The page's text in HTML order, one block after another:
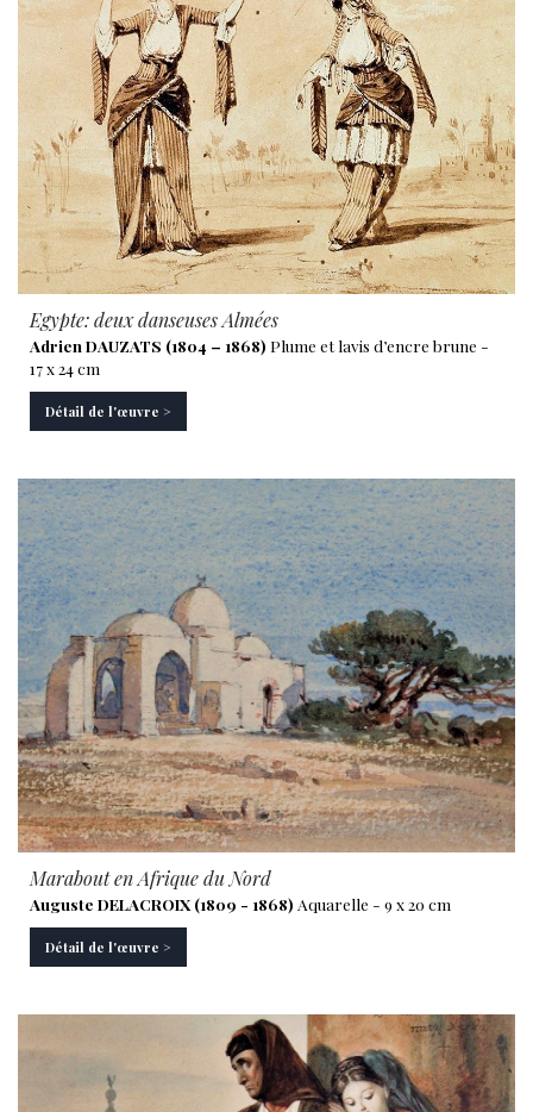
Egypte: deux danseuses Almées
Adrien DAUZATS (1804 – 1868) Plume et lavis d’encre brune -
17 x 24 cm
Détail de l'œuvre >
Marabout en Afrique du Nord
Auguste DELACROIX (1809 - 1868) Aquarelle - 9 x 20 cm
Détail de l'œuvre >